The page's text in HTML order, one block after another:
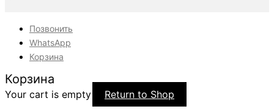
Позвонить
WhatsApp
Корзина
Корзина
Your cart is empty Return to Shop